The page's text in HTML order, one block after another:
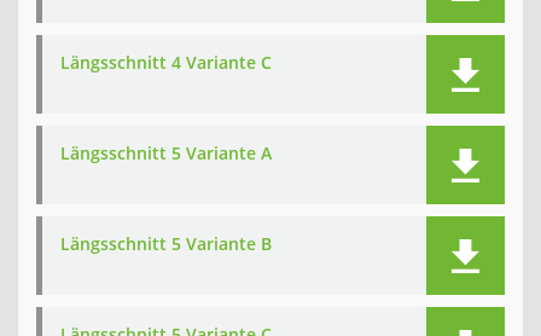
Längsschnitt 4 Variante C
Längsschnitt 5 Variante A
Längsschnitt 5 Variante B